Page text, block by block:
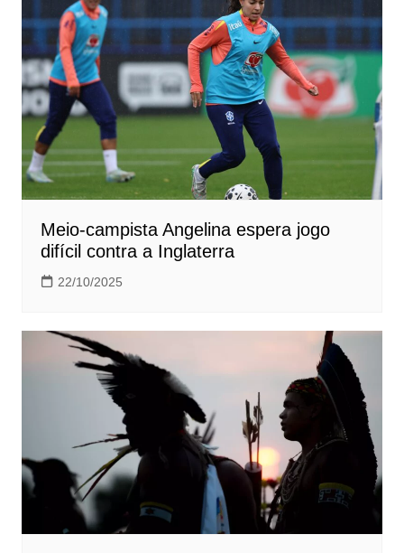
Meio-campista Angelina espera jogo
difícil contra a Inglaterra
22/10/2025